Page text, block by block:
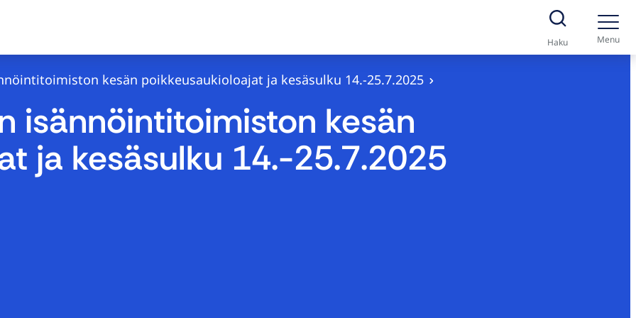
Haku Menu
kesän poikkeusaukioloajat ja kesäsulku 14.-25.7.2025
isännöintitoimiston kesän
ja kesäsulku 14.-25.7.2025